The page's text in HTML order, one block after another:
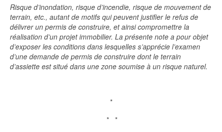
Risque d’inondation, risque d’incendie, risque de mouvement de
terrain, etc., autant de motifs qui peuvent justifier le refus de
délivrer un permis de construire, et ainsi compromettre la
réalisation d’un projet immobilier. La présente note a pour objet
d’exposer les conditions dans lesquelles s’apprécie l’examen
d’une demande de permis de construire dont le terrain
d’assiette est situé dans une zone soumise à un risque naturel.
*
* *